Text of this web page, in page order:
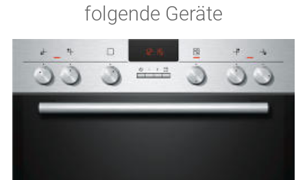
folgende Geräte